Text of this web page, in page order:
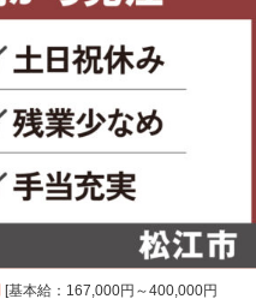
基本給：167,000円～400,000円